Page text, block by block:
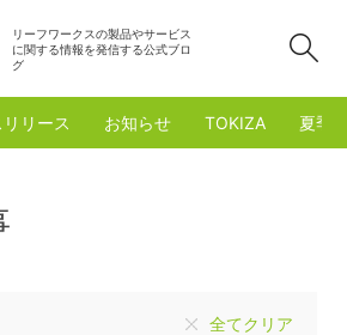
リーフワークスの製品やサービス
に関する情報を発信する公式ブロ
グ
リース お知らせ TOKIZA 夏季
全てクリア